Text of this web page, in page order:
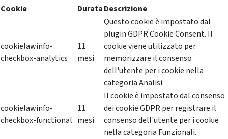
Cookie
DurataDescrizione
cookielawinfo-
checkbox-analytics
11
mesi
Questo cookie è impostato dal
plugin GDPR Cookie Consent. Il
cookie viene utilizzato per
memorizzare il consenso
dell'utente per i cookie nella
categoria Analisi
cookielawinfo-
checkbox-functional
11
mesi
Il cookie è impostato dal consenso
dei cookie GDPR per registrare il
consenso dell'utente per i cookie
nella categoria Funzionali.